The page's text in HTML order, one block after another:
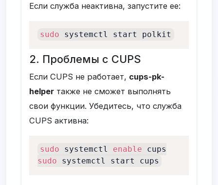
Если служба неактивна, запустите ее:
sudo systemctl start polkit
2. Проблемы с CUPS
Если CUPS не работает, cups-pk-
helper также не сможет выполнять
свои функции. Убедитесь, что служба
CUPS активна:
sudo systemctl enable
sudo systemctl start cups